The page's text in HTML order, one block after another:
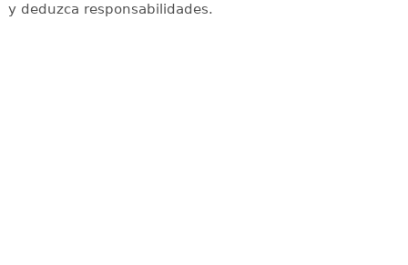
y deduzca responsabilidades.